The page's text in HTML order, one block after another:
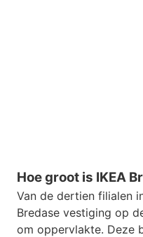
Hoe groot is IKEA
Van de dertien filialen
Bredase vestiging op
om oppervlakte. Deze